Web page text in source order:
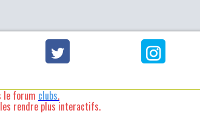
le forum clubs.
rendre plus interactifs.